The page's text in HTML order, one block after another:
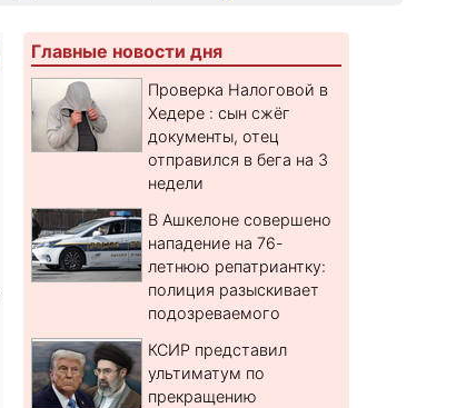
Главные новости дня
Проверка Налоговой в
Хедере : сын сжёг
документы, отец
отправился в бега на 3
недели
В Ашкелоне совершено
нападение на 76-
летнюю репатриантку:
полиция разыскивает
подозреваемого
КСИР представил
ультиматум по
прекращению